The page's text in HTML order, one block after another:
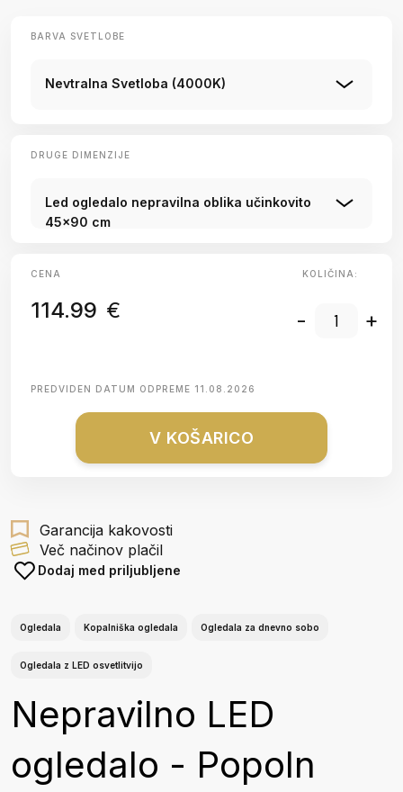
BARVA SVETLOBE
Nevtralna Svetloba (4000K)
DRUGE DIMENZIJE
Led ogledalo nepravilna oblika učinkovito
45x90 cm
CENA
114.99 €
KOLIČINA:
- +
PREDVIDEN DATUM ODPREME 11.08.2026
V KOŠARICO
Garancija kakovosti
Več načinov plačil
Dodaj med priljubljene
Ogledala Kopalniška ogledala Ogledala za dnevno sobo
Ogledala z LED osvetlitvijo
Nepravilno LED
ogledalo - Popoln